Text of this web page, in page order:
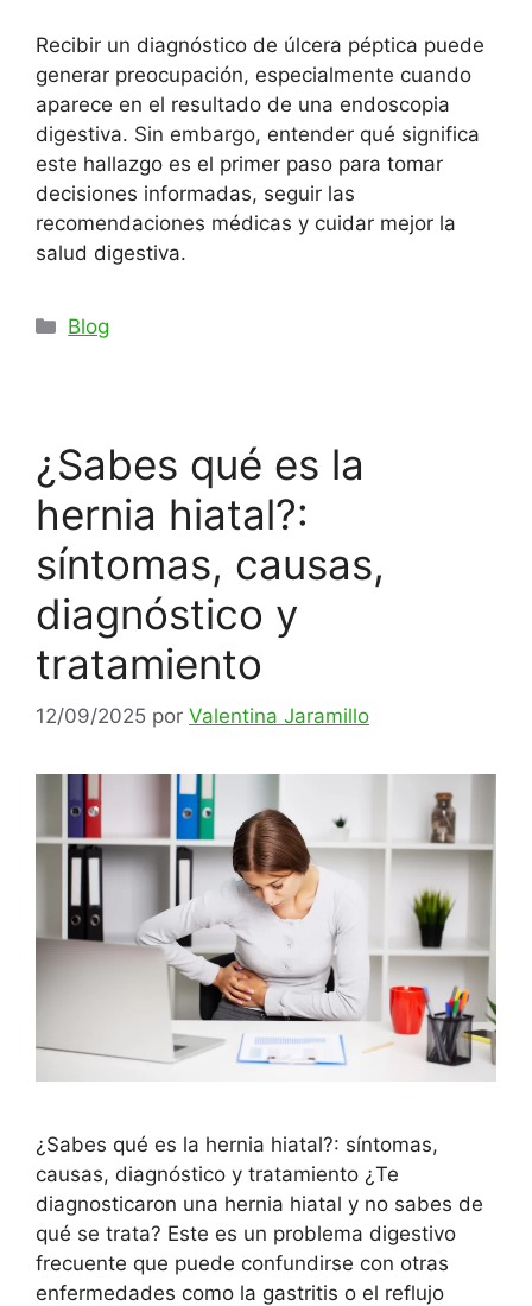
Recibir un diagnóstico de úlcera péptica puede
generar preocupación, especialmente cuando
aparece en el resultado de una endoscopia
digestiva. Sin embargo, entender qué significa
este hallazgo es el primer paso para tomar
decisiones informadas, seguir las
recomendaciones médicas y cuidar mejor la
salud digestiva.
Categorías
Blog
¿Sabes qué es la
hernia hiatal?:
síntomas, causas,
diagnóstico y
tratamiento
12/09/2025 por Valentina Jaramillo
¿Sabes qué es la hernia hiatal?: síntomas,
causas, diagnóstico y tratamiento ¿Te
diagnosticaron una hernia hiatal y no sabes de
qué se trata? Este es un problema digestivo
frecuente que puede confundirse con otras
enfermedades como la gastritis o el reflujo